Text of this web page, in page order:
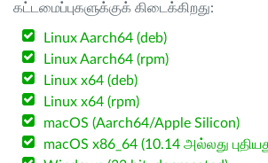
கட்டமைப்புகளுக்குக் கிடைக்கிறது:
Linux Aarch64 (deb)
Linux Aarch64 (rpm)
Linux x64 (deb)
Linux x64 (rpm)
macOS (Aarch64/Apple Silicon)
macOS x86_64 (10.14 அல்லது